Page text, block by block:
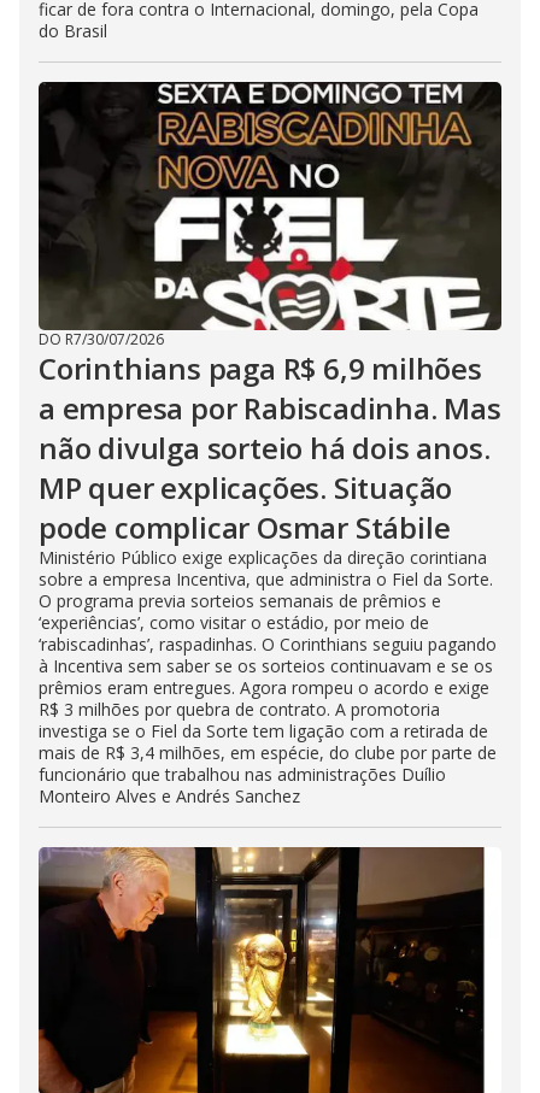
ficar de fora contra o Internacional, domingo, pela Copa
do Brasil
DO R7/30/07/2026
Corinthians paga R$ 6,9 milhões
a empresa por Rabiscadinha. Mas
não divulga sorteio há dois anos.
MP quer explicações. Situação
pode complicar Osmar Stábile
Ministério Público exige explicações da direção corintiana
sobre a empresa Incentiva, que administra o Fiel da Sorte.
O programa previa sorteios semanais de prêmios e
‘experiências’, como visitar o estádio, por meio de
‘rabiscadinhas’, raspadinhas. O Corinthians seguiu pagando
à Incentiva sem saber se os sorteios continuavam e se os
prêmios eram entregues. Agora rompeu o acordo e exige
R$ 3 milhões por quebra de contrato. A promotoria
investiga se o Fiel da Sorte tem ligação com a retirada de
mais de R$ 3,4 milhões, em espécie, do clube por parte de
funcionário que trabalhou nas administrações Duílio
Monteiro Alves e Andrés Sanchez